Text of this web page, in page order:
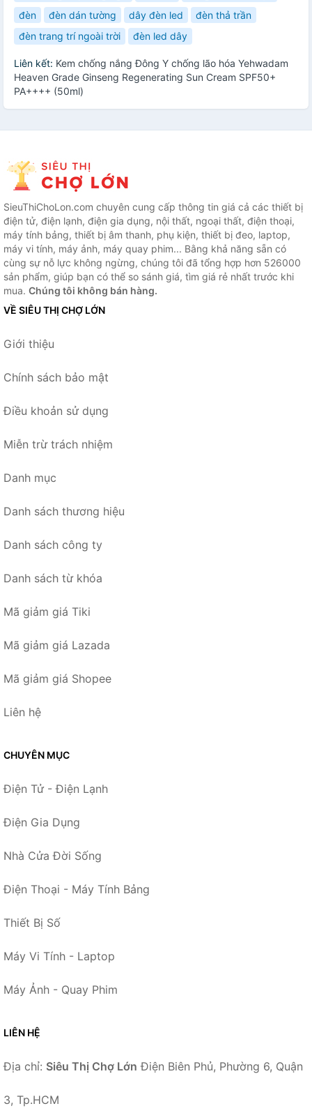
đèn
đèn dán tường dây đèn led
đèn thả trần
đèn trang trí ngoài trời
đèn led dây
Liên kết: Kem chống nắng Đông Y chống lão hóa Yehwadam
Heaven Grade Ginseng Regenerating Sun Cream SPF50+
PA++++ (50ml)
SieuThiChoLon.com chuyên cung cấp thông tin giá cả các thiết bị
điện tử, điện lạnh, điện gia dụng, nội thất, ngoại thất, điện thoại,
máy tính bảng, thiết bị âm thanh, phụ kiện, thiết bị đeo, laptop,
máy vi tính, máy ảnh, máy quay phim... Bằng khả năng sẵn có
cùng sự nỗ lực không ngừng, chúng tôi đã tổng hợp hơn 526000
sản phẩm, giúp bạn có thể so sánh giá, tìm giá rẻ nhất trước khi
mua. Chúng tôi không bán hàng.
VỀ SIÊU THỊ CHỢ LỚN
Giới thiệu
Chính sách bảo mật
Điều khoản sử dụng
Miễn trừ trách nhiệm
Danh mục
Danh sách thương hiệu
Danh sách công ty
Danh sách từ khóa
Mã giảm giá Tiki
Mã giảm giá Lazada
Mã giảm giá Shopee
Liên hệ
CHUYÊN MỤC
Điện Tử - Điện Lạnh
Điện Gia Dụng
Nhà Cửa Đời Sống
Điện Thoại - Máy Tính Bảng
Thiết Bị Số
Máy Vi Tính - Laptop
Máy Ảnh - Quay Phim
LIÊN HỆ
Địa chỉ: Siêu Thị Chợ Lớn Điện Biên Phủ, Phường 6, Quận
3, Tp.HCM